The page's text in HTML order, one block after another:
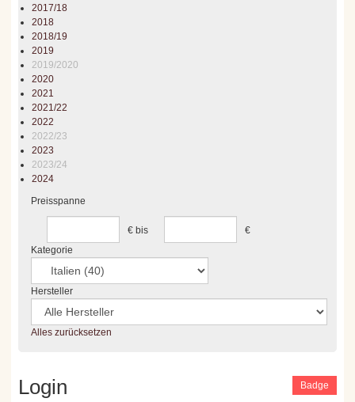
2017/18
2018
2018/19
2019
2019/2020
2020
2021
2021/22
2022
2022/23
2023
2023/24
2024
Preisspanne
€ bis
€
Kategorie
Hersteller
Alles zurücksetzen
Login Badge